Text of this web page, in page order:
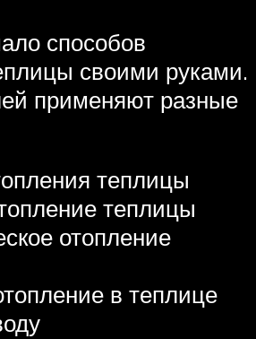
способов
своими руками.
применяют разные
теплицы
теплицы
отопление
в теплице